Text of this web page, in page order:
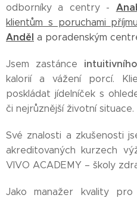
odborníky a centry -
klientům s poruchami
Anděl a poradenským
Jsem zastánce
kalorií a vážení porcí.
poskládat jídelníček s
či nejrůznější životní situace.
Své znalosti a zkušenosti
akreditovaných kurzech
VIVO ACADEMY – školy
Jako manažer kvality